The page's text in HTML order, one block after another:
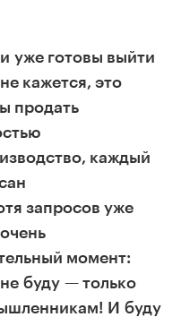
уже готовы выйти
кажется, это
продать
каждый
запросов уже
момент:
буду — только
И буду